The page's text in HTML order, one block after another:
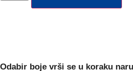
Odabir boje vrši se u koraku